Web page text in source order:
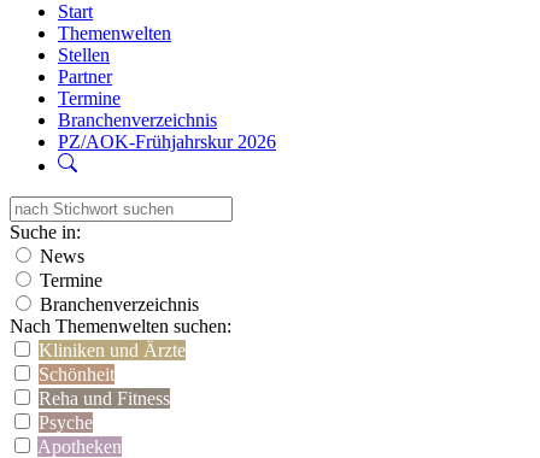
Start
Themenwelten
Stellen
Partner
Termine
Branchenverzeichnis
PZ/AOK-Frühjahrskur 2026
Suche in:
News
Termine
Branchenverzeichnis
Nach Themenwelten suchen:
Kliniken und Ärzte
Schönheit
Reha und Fitness
Psyche
Apotheken